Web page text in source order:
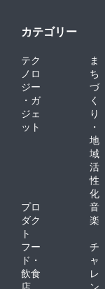
カテゴリー
テク
ノロ
ジー
・ガ
ジェ
ット
ま
ち
づ
く
り
・
地
域
活
性
化
プロ
ダク
ト
音
楽
フー
ド・
飲食
店
チ
ャ
レ
ン